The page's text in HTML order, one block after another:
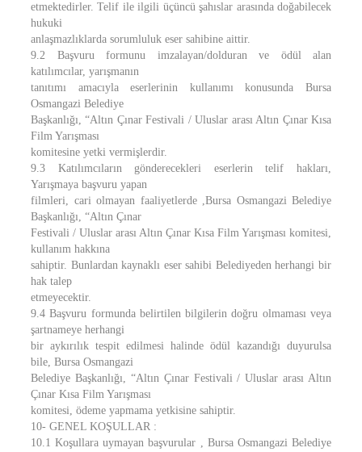
etmektedirler. Telif ile ilgili üçüncü şahıslar arasında doğabilecek
hukuki
anlaşmazlıklarda sorumluluk eser sahibine aittir.
9.2 Başvuru formunu imzalayan/dolduran ve ödül alan
katılımcılar, yarışmanın
tanıtımı amacıyla eserlerinin kullanımı konusunda Bursa
Osmangazi Belediye
Başkanlığı, “Altın Çınar Festivali / Uluslar arası Altın Çınar Kısa
Film Yarışması
komitesine yetki vermişlerdir.
9.3 Katılımcıların gönderecekleri eserlerin telif hakları,
Yarışmaya başvuru yapan
filmleri, cari olmayan faaliyetlerde ,Bursa Osmangazi Belediye
Başkanlığı, “Altın Çınar
Festivali / Uluslar arası Altın Çınar Kısa Film Yarışması komitesi,
kullanım hakkına
sahiptir. Bunlardan kaynaklı eser sahibi Belediyeden herhangi bir
hak talep
etmeyecektir.
9.4 Başvuru formunda belirtilen bilgilerin doğru olmaması veya
şartnameye herhangi
bir aykırılık tespit edilmesi halinde ödül kazandığı duyurulsa
bile, Bursa Osmangazi
Belediye Başkanlığı, “Altın Çınar Festivali / Uluslar arası Altın
Çınar Kısa Film Yarışması
komitesi, ödeme yapmama yetkisine sahiptir.
10- GENEL KOŞULLAR :
10.1 Koşullara uymayan başvurular , Bursa Osmangazi Belediye